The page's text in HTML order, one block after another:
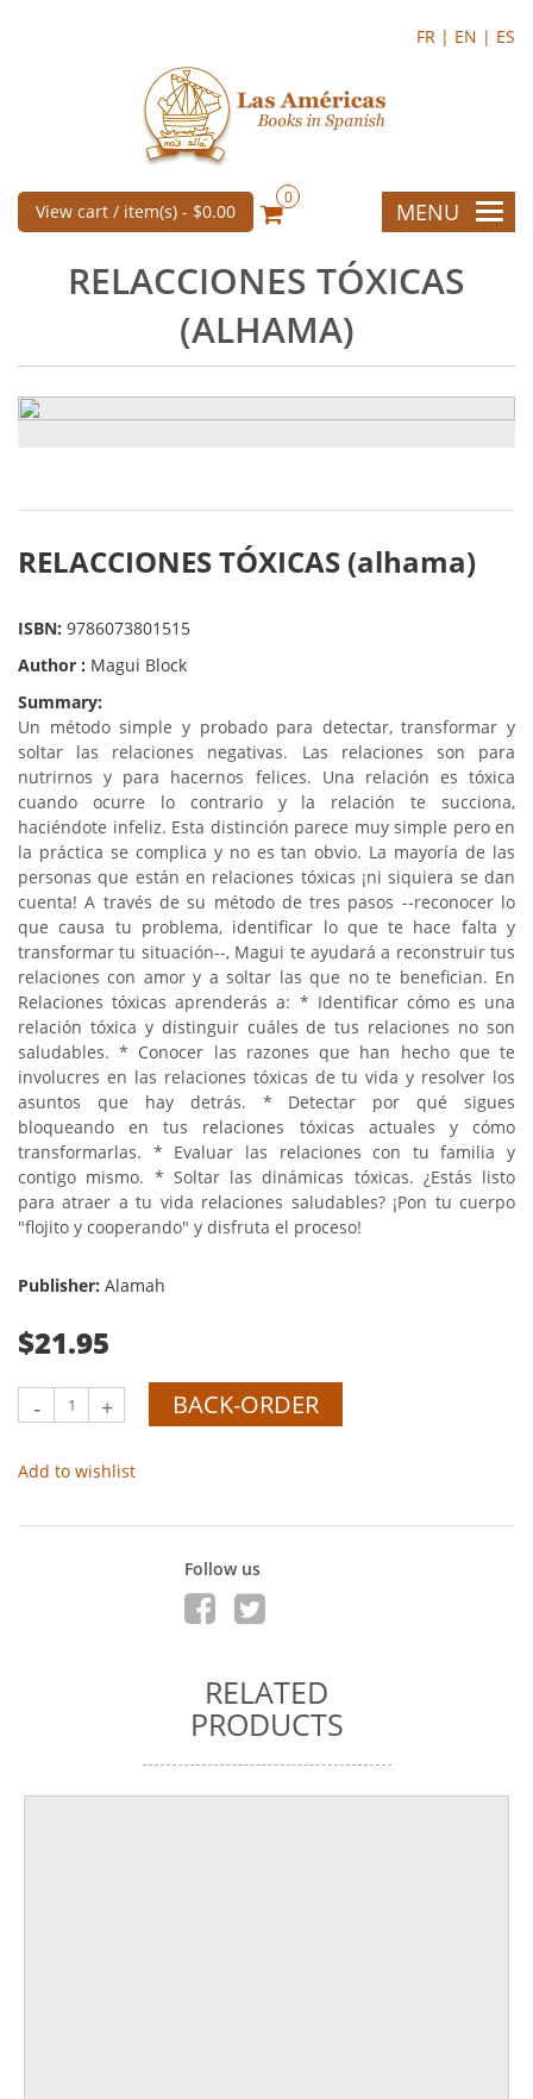
FR | EN | ES
View cart / item(s) - $0.00
0
MENU
RELACCIONES TÓXICAS
(ALHAMA)
RELACCIONES TÓXICAS (alhama)
ISBN: 9786073801515
Author : Magui Block
Summary:
Un método simple y probado para detectar, transformar y
soltar las relaciones negativas. Las relaciones son para
nutrirnos y para hacernos felices. Una relación es tóxica
cuando ocurre lo contrario y la relación te succiona,
haciéndote infeliz. Esta distinción parece muy simple pero en
la práctica se complica y no es tan obvio. La mayoría de las
personas que están en relaciones tóxicas ¡ni siquiera se dan
cuenta! A través de su método de tres pasos --reconocer lo
que causa tu problema, identificar lo que te hace falta y
transformar tu situación--, Magui te ayudará a reconstruir tus
relaciones con amor y a soltar las que no te benefician. En
Relaciones tóxicas aprenderás a: * Identificar cómo es una
relación tóxica y distinguir cuáles de tus relaciones no son
saludables. * Conocer las razones que han hecho que te
involucres en las relaciones tóxicas de tu vida y resolver los
asuntos que hay detrás. * Detectar por qué sigues
bloqueando en tus relaciones tóxicas actuales y cómo
transformarlas. * Evaluar las relaciones con tu familia y
contigo mismo. * Soltar las dinámicas tóxicas. ¿Estás listo
para atraer a tu vida relaciones saludables? ¡Pon tu cuerpo
"flojito y cooperando" y disfruta el proceso!
Publisher: Alamah
$21.95
- + BACK-ORDER
Add to wishlist
Follow us
RELATED
PRODUCTS